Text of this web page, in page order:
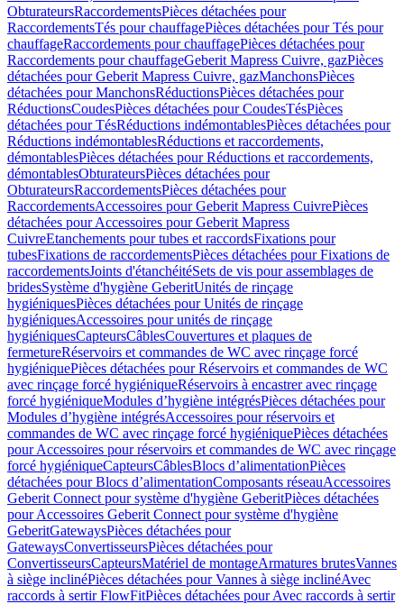
ObturateursRaccordementsPièces détachées pour
RaccordementsTés pour chauffagePièces détachées pour Tés pour
chauffageRaccordements pour chauffagePièces détachées pour
Raccordements pour chauffageGeberit Mapress Cuivre, gazPièces
détachées pour Geberit Mapress Cuivre, gazManchonsPièces
détachées pour ManchonsRéductionsPièces détachées pour
RéductionsCoudesPièces détachées pour CoudesTésPièces
détachées pour TésRéductions indémontablesPièces détachées pour
Réductions indémontablesRéductions et raccordements,
démontablesPièces détachées pour Réductions et raccordements,
démontablesObturateursPièces détachées pour
ObturateursRaccordementsPièces détachées pour
RaccordementsAccessoires pour Geberit Mapress CuivrePièces
détachées pour Accessoires pour Geberit Mapress
CuivreEtanchements pour tubes et raccordsFixations pour
tubesFixations de raccordementsPièces détachées pour Fixations de
raccordementsJoints d'étanchéitéSets de vis pour assemblages de
bridesSystème d'hygiène GeberitUnités de rinçage
hygiéniquesPièces détachées pour Unités de rinçage
hygiéniquesAccessoires pour unités de rinçage
hygiéniquesCapteursCâblesCouvertures et plaques de
fermetureRéservoirs et commandes de WC avec rinçage forcé
hygiéniquePièces détachées pour Réservoirs et commandes de WC
avec rinçage forcé hygiéniqueRéservoirs à encastrer avec rinçage
forcé hygiéniqueModules d’hygiène intégrésPièces détachées pour
Modules d’hygiène intégrésAccessoires pour réservoirs et
commandes de WC avec rinçage forcé hygiéniquePièces détachées
pour Accessoires pour réservoirs et commandes de WC avec rinçage
forcé hygiéniqueCapteursCâblesBlocs d’alimentationPièces
détachées pour Blocs d’alimentationComposants réseauAccessoires
Geberit Connect pour système d'hygiène GeberitPièces détachées
pour Accessoires Geberit Connect pour système d'hygiène
GeberitGatewaysPièces détachées pour
GatewaysConvertisseursPièces détachées pour
ConvertisseursCapteursMatériel de montageArmatures brutesVannes
à siège inclinéPièces détachées pour Vannes à siège inclinéAvec
raccords à sertir FlowFitPièces détachées pour Avec raccords à sertir